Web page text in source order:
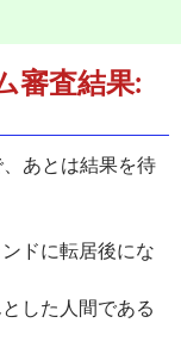
審査結果:
あとは結果を待
ドに転居後にな
した人間である